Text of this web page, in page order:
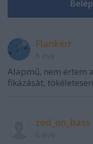
Flankerr
Alapmű, nem értem
fikázását,
zed_on_bass